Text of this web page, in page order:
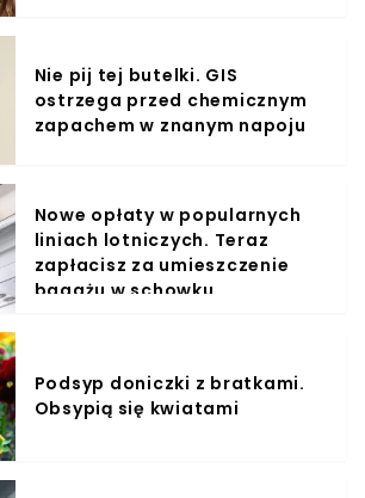
Nie pij tej butelki. GIS
ostrzega przed chemicznym
zapachem w znanym napoju
Nowe opłaty w popularnych
liniach lotniczych. Teraz
zapłacisz za umieszczenie
bagażu w schowku
Podsyp doniczki z bratkami.
Obsypią się kwiatami